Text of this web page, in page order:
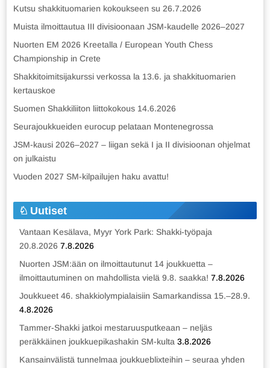
Kutsu shakkituomarien kokoukseen su 26.7.2026
Muista ilmoittautua III divisioonaan JSM-kaudelle 2026–2027
Nuorten EM 2026 Kreetalla / European Youth Chess
Championship in Crete
Shakkitoimitsijakurssi verkossa la 13.6. ja shakkituomarien
kertauskoe
Suomen Shakkiliiton liittokokous 14.6.2026
Seurajoukkueiden eurocup pelataan Montenegrossa
JSM-kausi 2026–2027 – liigan sekä I ja II divisioonan ohjelmat
on julkaistu
Vuoden 2027 SM-kilpailujen haku avattu!
Uutiset
Vantaan Kesälava, Myyr York Park: Shakki-työpaja
20.8.2026 7.8.2026
Nuorten JSM:ään on ilmoittautunut 14 joukkuetta –
ilmoittautuminen on mahdollista vielä 9.8. saakka! 7.8.2026
Joukkueet 46. shakkiolympialaisiin Samarkandissa 15.–28.9.
4.8.2026
Tammer-Shakki jatkoi mestaruusputkeaan – neljäs
peräkkäinen joukkuepikashakin SM-kulta 3.8.2026
Kansainvälistä tunnelmaa joukkueblixteihin – seuraa yhden